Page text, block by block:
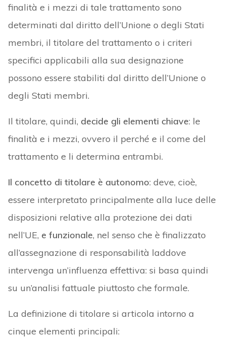
finalità e i mezzi di tale trattamento sono
determinati dal diritto dell’Unione o degli Stati
membri, il titolare del trattamento o i criteri
specifici applicabili alla sua designazione
possono essere stabiliti dal diritto dell’Unione o
degli Stati membri.
Il titolare, quindi, decide gli elementi chiave: le
finalità e i mezzi, ovvero il perché e il come del
trattamento e li determina entrambi.
Il concetto di titolare è autonomo: deve, cioè,
essere interpretato principalmente alla luce delle
disposizioni relative alla protezione dei dati
nell’UE, e funzionale, nel senso che è finalizzato
all’assegnazione di responsabilità laddove
intervenga un’influenza effettiva: si basa quindi
su un’analisi fattuale piuttosto che formale.
La definizione di titolare si articola intorno a
cinque elementi principali: